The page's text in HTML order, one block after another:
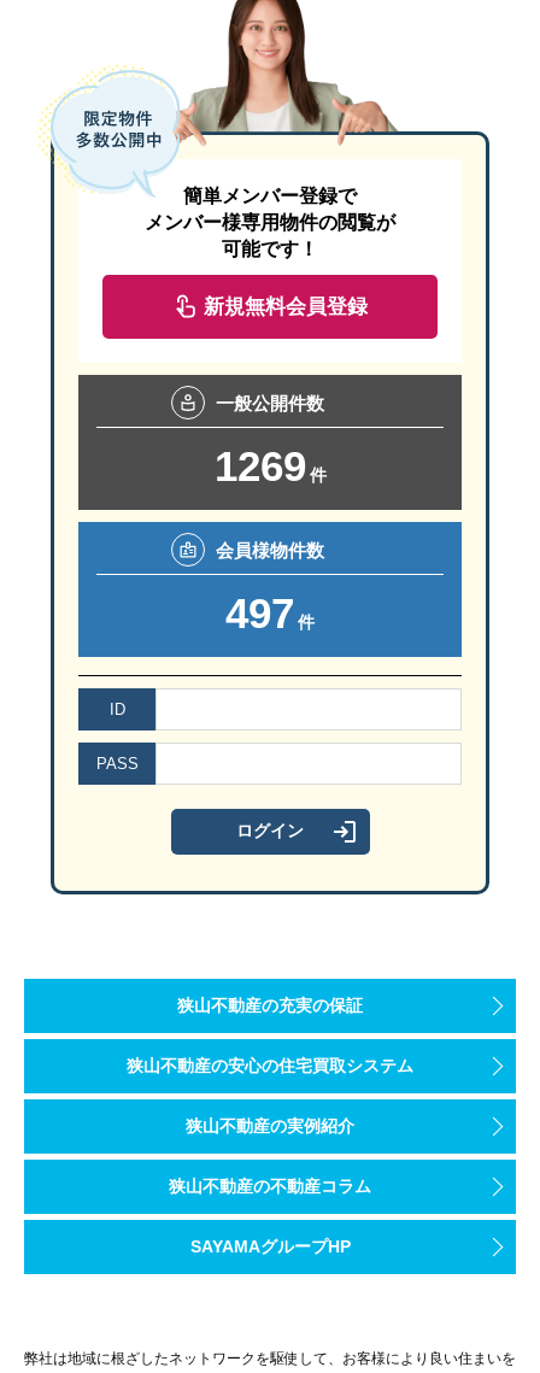
簡単メンバー登録で
メンバー様専用物件の閲覧が
可能です！
新規無料会員登録
一般公開件数
1269 件
会員様物件数
497 件
ID
PASS
狭山不動産の充実の保証
狭山不動産の安心の住宅買取システム
狭山不動産の実例紹介
狭山不動産の不動産コラム
SAYAMAグループHP
弊社は地域に根ざしたネットワークを駆使して、お客様により良い住まいを